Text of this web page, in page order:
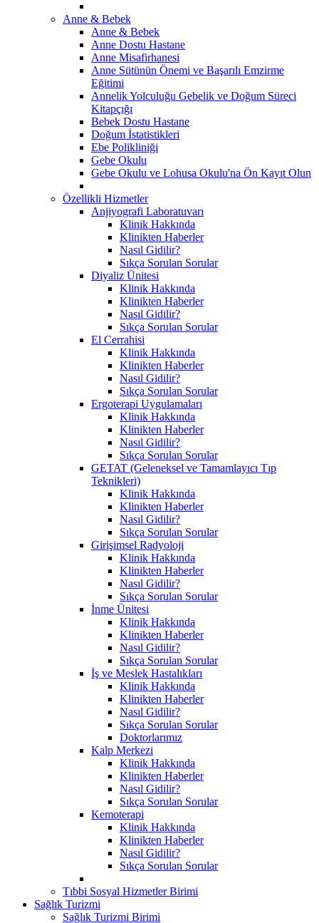
Anne & Bebek
Anne & Bebek
Anne Dostu Hastane
Anne Misafirhanesi
Anne Sütünün Önemi ve Başarılı Emzirme
Eğitimi
Annelik Yolculuğu Gebelik ve Doğum Süreci
Kitapçığı
Bebek Dostu Hastane
Doğum İstatistikleri
Ebe Polikliniği
Gebe Okulu
Gebe Okulu ve Lohusa Okulu'na Ön Kayıt Olun
Özellikli Hizmetler
Anjiyografi Laboratuvarı
Klinik Hakkında
Klinikten Haberler
Nasıl Gidilir?
Sıkça Sorulan Sorular
Diyaliz Ünitesi
Klinik Hakkında
Klinikten Haberler
Nasıl Gidilir?
Sıkça Sorulan Sorular
El Cerrahisi
Klinik Hakkında
Klinikten Haberler
Nasıl Gidilir?
Sıkça Sorulan Sorular
Ergoterapi Uygulamaları
Klinik Hakkında
Klinikten Haberler
Nasıl Gidilir?
Sıkça Sorulan Sorular
GETAT (Geleneksel ve Tamamlayıcı Tıp
Teknikleri)
Klinik Hakkında
Klinikten Haberler
Nasıl Gidilir?
Sıkça Sorulan Sorular
Girişimsel Radyoloji
Klinik Hakkında
Klinikten Haberler
Nasıl Gidilir?
Sıkça Sorulan Sorular
İnme Ünitesi
Klinik Hakkında
Klinikten Haberler
Nasıl Gidilir?
Sıkça Sorulan Sorular
İş ve Meslek Hastalıkları
Klinik Hakkında
Klinikten Haberler
Nasıl Gidilir?
Sıkça Sorulan Sorular
Doktorlarımız
Kalp Merkezi
Klinik Hakkında
Klinikten Haberler
Nasıl Gidilir?
Sıkça Sorulan Sorular
Kemoterapi
Klinik Hakkında
Klinikten Haberler
Nasıl Gidilir?
Sıkça Sorulan Sorular
Tıbbi Sosyal Hizmetler Birimi
Sağlık Turizmi
Sağlık Turizmi Birimi